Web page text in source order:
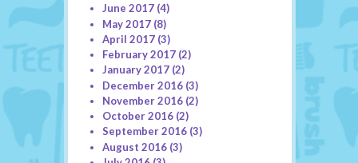
June 2017(4)
May 2017(8)
April 2017(3)
February 2017(2)
January 2017(2)
December 2016(3)
November 2016(2)
October 2016(2)
September 2016(3)
August 2016(3)